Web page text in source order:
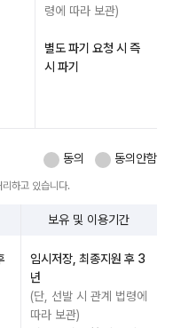
령에 따라 보관)
별도 파기 요청 시 즉
시 파기
동의 동의안함
하고 있습니다.
보유 및 이용기간
임시저장, 최종지원 후 3
년
(단, 선발 시 관계 법령에
따라 보관)